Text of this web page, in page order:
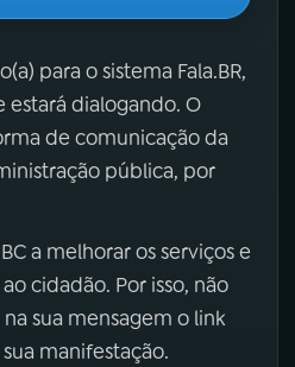
para o sistema Fala.BR,
estará dialogando. O
de comunicação da
pública, por
a melhorar os serviços e
cidadão. Por isso, não
sua mensagem o link
manifestação.